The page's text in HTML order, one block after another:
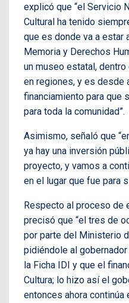
explicó que “el Servicio
Cultural ha tenido
que es donde va a estar
Memoria y Derechos
un museo estatal,
en regiones, y es desde
financiamiento para que
para toda la comunidad”.
Asimismo, señaló que
ya hay una inversión
proyecto, y vamos a
en el lugar que fue para
Respecto al proceso de
precisó que “el tres de
por parte del Ministerio
pidiéndole al
la Ficha IDI y que el
Cultura; lo hizo así el
entonces ahora